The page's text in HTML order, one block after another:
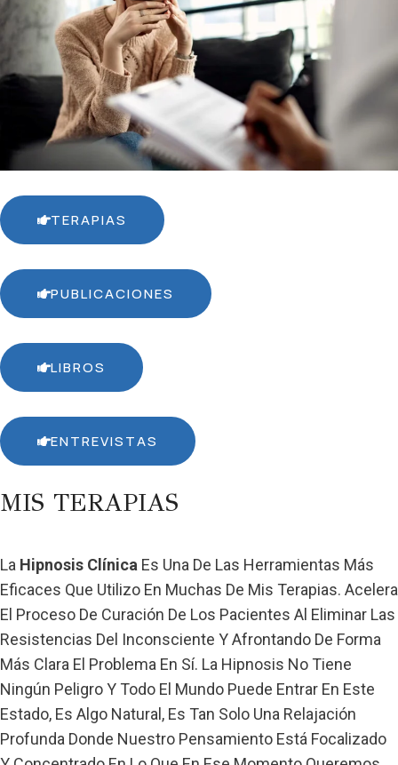
TERAPIAS
PUBLICACIONES
LIBROS
ENTREVISTAS
MIS TERAPIAS
La Hipnosis Clínica Es Una De Las Herramientas Más
Eficaces Que Utilizo En Muchas De Mis Terapias. Acelera
El Proceso De Curación De Los Pacientes Al Eliminar Las
Resistencias Del Inconsciente Y Afrontando De Forma
Más Clara El Problema En Sí. La Hipnosis No Tiene
Ningún Peligro Y Todo El Mundo Puede Entrar En Este
Estado, Es Algo Natural, Es Tan Solo Una Relajación
Profunda Donde Nuestro Pensamiento Está Focalizado